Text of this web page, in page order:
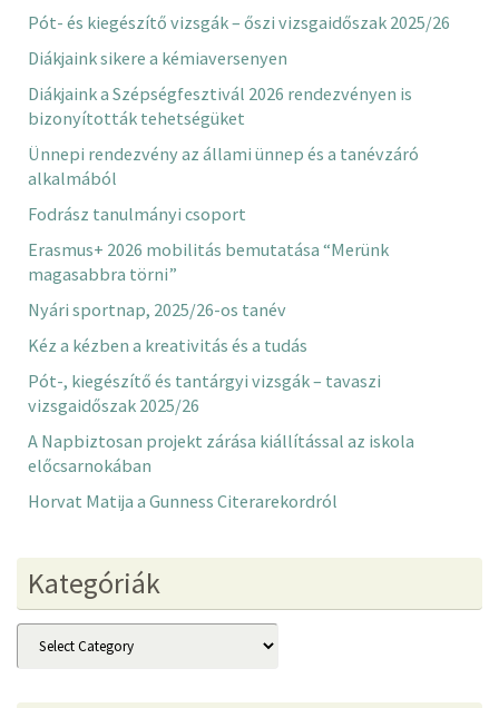
Pót- és kiegészítő vizsgák – őszi vizsgaidőszak 2025/26
Diákjaink sikere a kémiaversenyen
Diákjaink a Szépségfesztivál 2026 rendezvényen is
bizonyították tehetségüket
Ünnepi rendezvény az állami ünnep és a tanévzáró
alkalmából
Fodrász tanulmányi csoport
Erasmus+ 2026 mobilitás bemutatása “Merünk
magasabbra törni”
Nyári sportnap, 2025/26-os tanév
Kéz a kézben a kreativitás és a tudás
Pót-, kiegészítő és tantárgyi vizsgák – tavaszi
vizsgaidőszak 2025/26
A Napbiztosan projekt zárása kiállítással az iskola
előcsarnokában
Horvat Matija a Gunness Citerarekordról
Kategóriák
Kategóriák